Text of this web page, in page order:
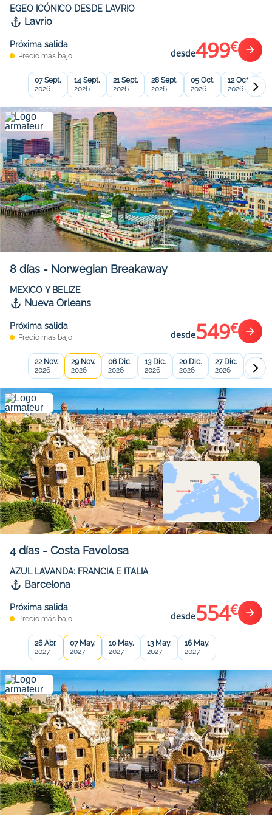
EGEO ICÓNICO DESDE LAVRIO
Lavrio
Próxima salida
Precio más bajo desde499€
07 Sept.
2026
14 Sept.
2026
21 Sept.
2026
28 Sept.
2026
05 Oct.
2026
12 Oct.
2026
19
8 días - Norwegian Breakaway
MEXICO Y BELIZE
Nueva Orleans
Próxima salida
Precio más bajo desde549€
22 Nov.
2026
29 Nov.
2026
06 Dic.
2026
13 Dic.
2026
20 Dic.
2026
27 Dic.
2026
03
2027
4 días - Costa Favolosa
AZUL LAVANDA: FRANCIA E ITALIA
Barcelona
Próxima salida
Precio más bajo desde554€
26 Abr.
2027
07 May.
2027
10 May.
2027
13 May.
2027
16 May.
2027